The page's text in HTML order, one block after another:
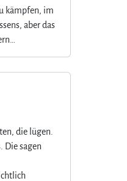
kämpfen, im
aber das
die lügen.
Die sagen